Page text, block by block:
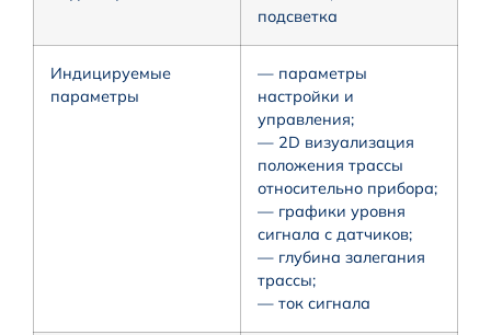
подсветка
Индицируемые
параметры
— параметры
настройки и
управления;
— 2D визуализация
положения трассы
относительно прибора;
— графики уровня
сигнала с датчиков;
— глубина залегания
трассы;
— ток сигнала